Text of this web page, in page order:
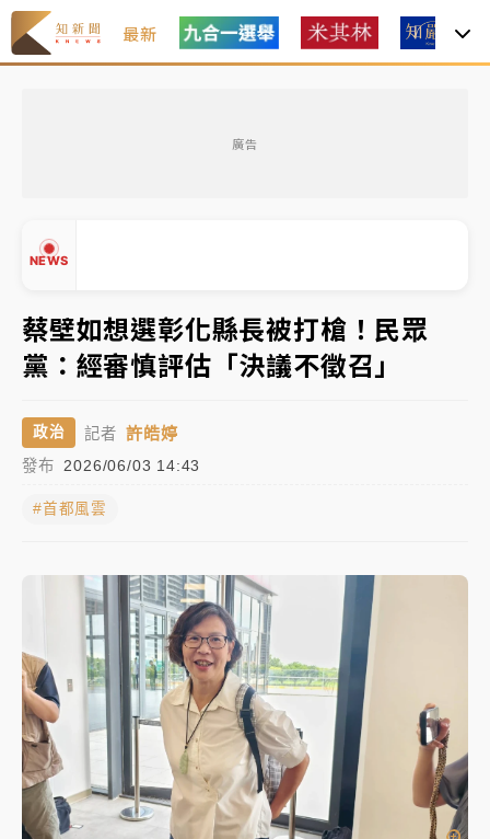
最新
廣告
NEWS
中信慈善基金會想增加董事人數！辜仲諒向法院聲請遭
駁 理由曝光
故宮《龍藏經》特展第2檔！今線上預約開賣一度塞車
周六起展出延長至晚上7時
台東農業處長涉圖利渡假村！東檢抗告成功 今重開羈
父親節泡湯了！中颱白海豚雨彈轟3天 「紅到發紫」降
雨熱區曝
暑假過三周才推「E宿新北打卡趣」！抽獎程序複雜 觀
旅局回應了
中信慈善基金會想增加董事人數！辜仲諒向法院聲請遭
駁 理由曝光
故宮《龍藏經》特展第2檔！今線上預約開賣一度塞車
周六起展出延長至晚上7時
台東農業處長涉圖利渡假村！東檢抗告成功 今重開羈
押庭
蔡壁如想選彰化縣長被打槍！民眾
黨：經審慎評估「決議不徵召」
政治 記者 許皓婷
發布 2026/06/03 14:43
#首都風雲